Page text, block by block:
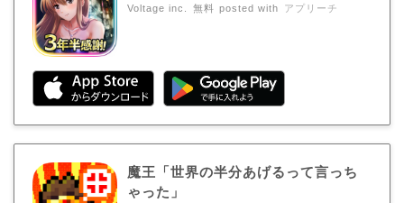
Voltage inc. 無料 posted with アプリーチ
魔王「世界の半分あげるって言っち
ゃった」